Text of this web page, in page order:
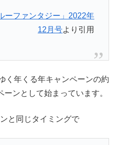
ーファンタジー」2022年
12月号より引用
く年くる年キャンペーンの約
ンとして始まっています。
と同じタイミングで